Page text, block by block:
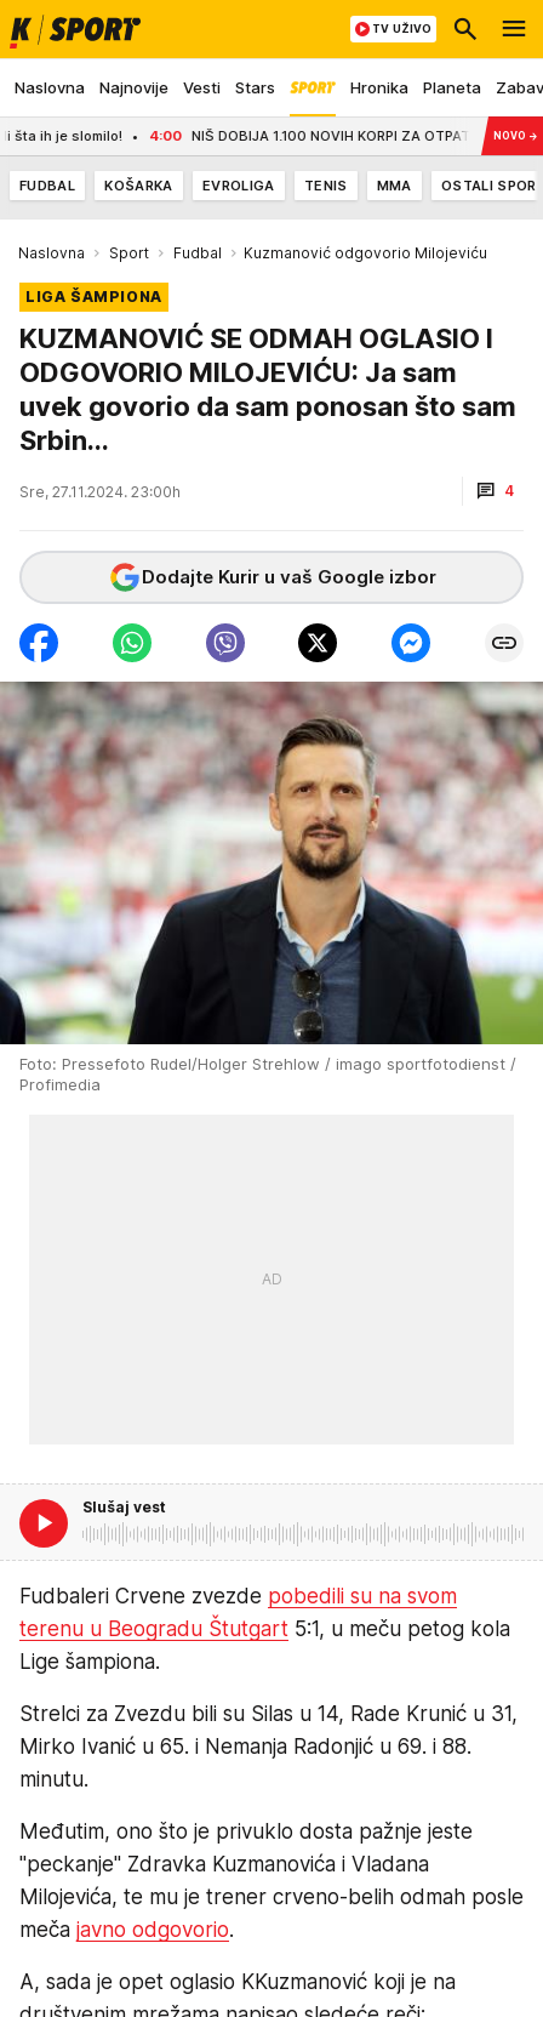
Naslovna Najnovije Vesti Stars Hronika Planeta
TV UŽIVO
je slomilo! 4:00 NIŠ DOBIJA 1.100 NOVIH KORPI ZA OTPATKE: Do jeseni
NOVO →
FUDBAL KOŠARKA EVROLIGA TENIS MMA OSTALI
Naslovna Sport Fudbal Kuzmanović odgovorio Milojeviću
LIGA ŠAMPIONA
KUZMANOVIĆ SE ODMAH OGLASIO I
ODGOVORIO MILOJEVIĆU: Ja sam
uvek govorio da sam ponosan što sam
Srbin...
Sre, 27.11.2024. 23:00h 4
Dodajte Kurir u vaš Google izbor
Foto: Pressefoto Rudel/Holger Strehlow / imago sportfotodienst /
Profimedia
Slušaj vest
Fudbaleri Crvene zvezde pobedili su na svom
terenu u Beogradu Štutgart 5:1, u meču petog kola
Lige šampiona.
Strelci za Zvezdu bili su Silas u 14, Rade Krunić u 31,
Mirko Ivanić u 65. i Nemanja Radonjić u 69. i 88.
minutu.
Međutim, ono što je privuklo dosta pažnje jeste
"peckanje" Zdravka Kuzmanovića i Vladana
Milojevića, te mu je trener crveno-belih odmah posle
meča javno odgovorio.
A, sada je opet oglasio KKuzmanović koji je na